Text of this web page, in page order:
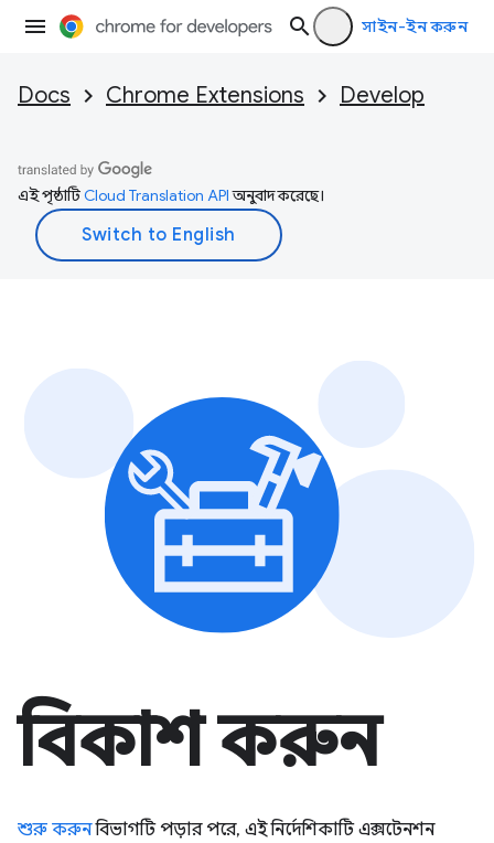
সাইন-ইন করুন
Docs Chrome Extensions Develop
এই পৃষ্ঠাটিCloud Translation APIঅনুবাদ করেছে।
বিকাশ করুন
শুরু করুনবিভাগটি পড়ার পরে, এই নির্দেশিকাটি এক্সটেনশন